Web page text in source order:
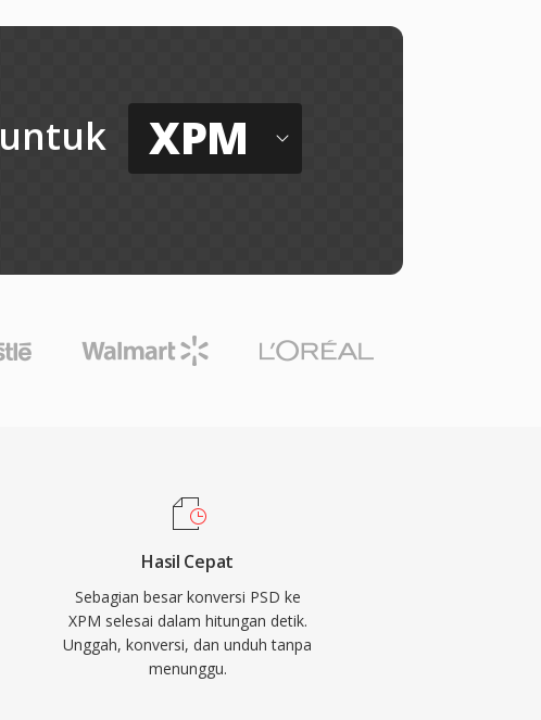
untuk XPM
Hasil Cepat
Sebagian besar konversi PSD ke
XPM selesai dalam hitungan detik.
Unggah, konversi, dan unduh tanpa
menunggu.